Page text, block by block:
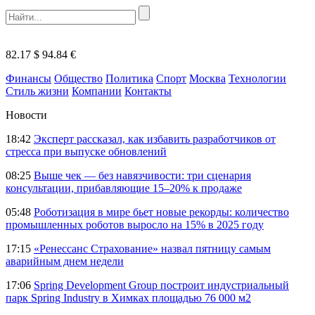
82.17 $ 94.84 €
Финансы Общество Политика Спорт Москва Технологии
Стиль жизни Компании Контакты
Новости
18:42 Эксперт рассказал, как избавить разработчиков от
стресса при выпуске обновлений
08:25 Выше чек — без навязчивости: три сценария
консультации, прибавляющие 15–20% к продаже
05:48 Роботизация в мире бьет новые рекорды: количество
промышленных роботов выросло на 15% в 2025 году
17:15 «Ренессанс Страхование» назвал пятницу самым
аварийным днем недели
17:06 Spring Development Group построит индустриальный
парк Spring Industry в Химках площадью 76 000 м2